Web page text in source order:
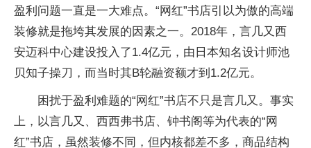
盈利问题一直是一大难点。“网红”书店引以为傲的高端
装修就是拖垮其发展的因素之一。2018年，言几又西
安迈科中心建设投入了1.4亿元，由日本知名设计师池
贝知子操刀，而当时其B轮融资额才到1.2亿元。
困扰于盈利难题的“网红”书店不只是言几又。事实
上，以言几又、西西弗书店、钟书阁等为代表的“网
红”书店，虽然装修不同，但内核都差不多，商品结构